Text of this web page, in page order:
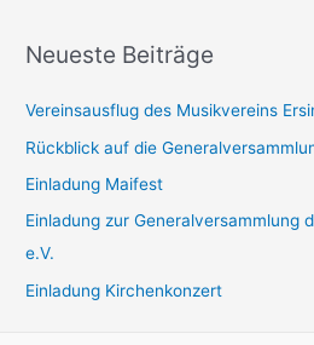
h
n
n
a
Neueste Beiträge
Vereinsausflug des Musikvereins
Rückblick auf die
Einladung Maifest
Einladung zur Generalversammlung
e.V.
Einladung Kirchenkonzert